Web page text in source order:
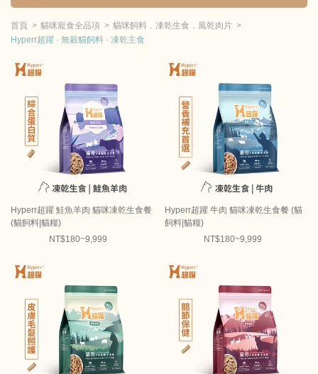
首頁 貓咪寵食全品項
貓咪飼料．凍乾生食．風乾肉片
Hyperr超躍 · 無穀貓飼料 · 凍乾主食
Hyperr超躍 鮭魚羊肉 貓咪凍乾生食餐
(貓飼料|貓糧)
NT$180~9,999
Hyperr超躍 牛肉 貓咪凍乾生食餐 (貓
飼料|貓糧)
NT$180~9,999